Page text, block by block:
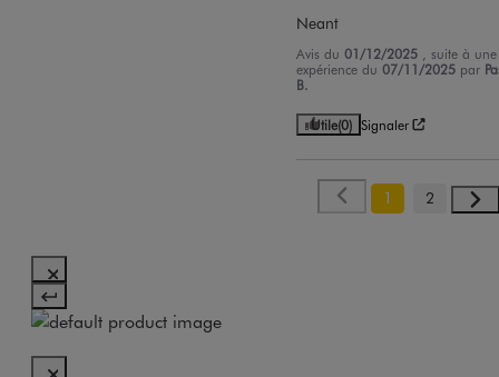
Neant
Avis du01/12/2025
, suite à une
expérience du07/11/2025 par
B.
Utile(0) Signaler
1 2